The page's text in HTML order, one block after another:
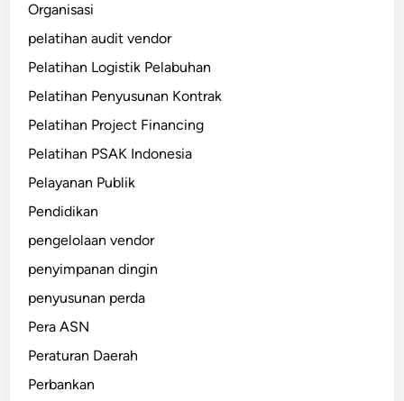
Organisasi
pelatihan audit vendor
Pelatihan Logistik Pelabuhan
Pelatihan Penyusunan Kontrak
Pelatihan Project Financing
Pelatihan PSAK Indonesia
Pelayanan Publik
Pendidikan
pengelolaan vendor
penyimpanan dingin
penyusunan perda
Pera ASN
Peraturan Daerah
Perbankan